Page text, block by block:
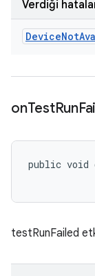
Verdiği
DeviceNot
onTestRun
public void
testRunFailed